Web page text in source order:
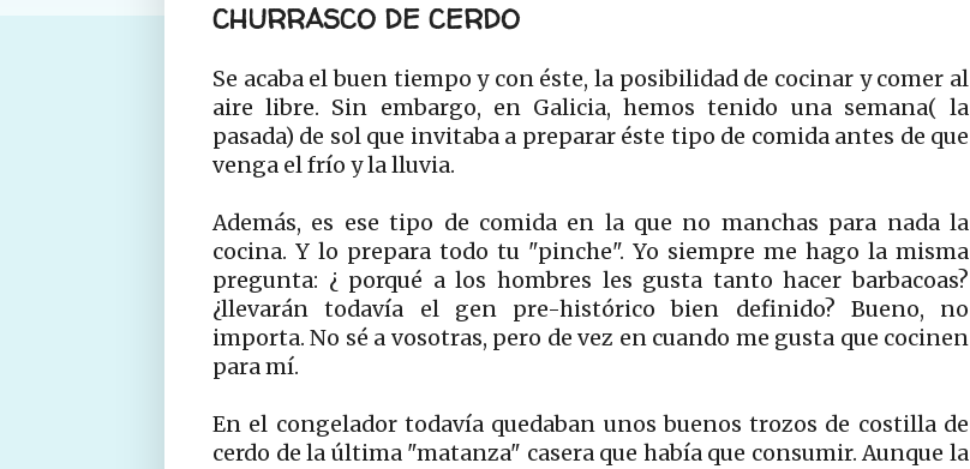
CHURRASCO DE CERDO
Se acaba el buen tiempo y con éste, la posibilidad de cocinar y comer al
aire libre. Sin embargo, en Galicia, hemos tenido una semana( la
pasada) de sol que invitaba a preparar éste tipo de comida antes de que
venga el frío y la lluvia.
Además, es ese tipo de comida en la que no manchas para nada la
cocina. Y lo prepara todo tu "pinche". Yo siempre me hago la misma
pregunta: ¿ porqué a los hombres les gusta tanto hacer barbacoas?
¿llevarán todavía el gen pre-histórico bien definido? Bueno, no
importa. No sé a vosotras, pero de vez en cuando me gusta que cocinen
para mí.
En el congelador todavía quedaban unos buenos trozos de costilla de
cerdo de la última "matanza" casera que había que consumir. Aunque la